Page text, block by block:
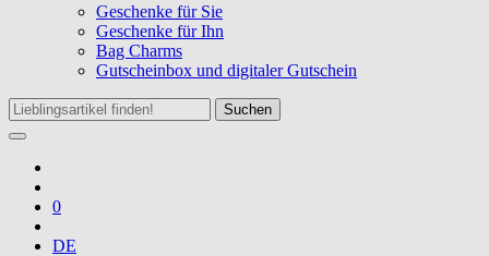
Geschenke für Sie
Geschenke für Ihn
Bag Charms
Gutscheinbox und digitaler Gutschein
Suchen
0
DE